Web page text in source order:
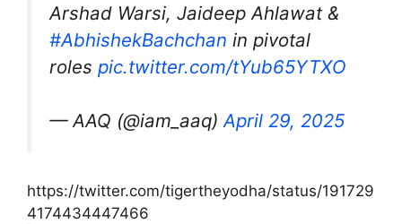
Arshad Warsi, Jaideep Ahlawat &
#AbhishekBachchan in pivotal
roles pic.twitter.com/tYub65YTXO
— AAQ (@iam_aaq)April 29, 2025
https://twitter.com/tigertheyodha/status/191729
4174434447466